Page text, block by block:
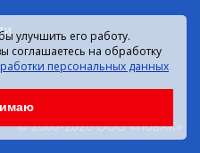
публичной офертой.
© 2000-2026 ООО «НовАК»
улучшить его работу.
соглашаетесь на обработку
персональных данных